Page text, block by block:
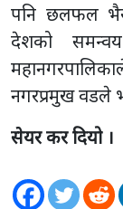
पनि छलफल
देशको
नगरप्रमुख वडले
सेयर कर दियो ।